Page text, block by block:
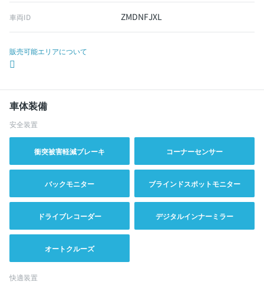
車両ID ZMDNFJXL
販売可能エリアについて
車体装備
安全装置
衝突被害軽減ブレーキ コーナーセンサー
バックモニター ブラインドスポットモニター
ドライブレコーダー デジタルインナーミラー
オートクルーズ
快適装置